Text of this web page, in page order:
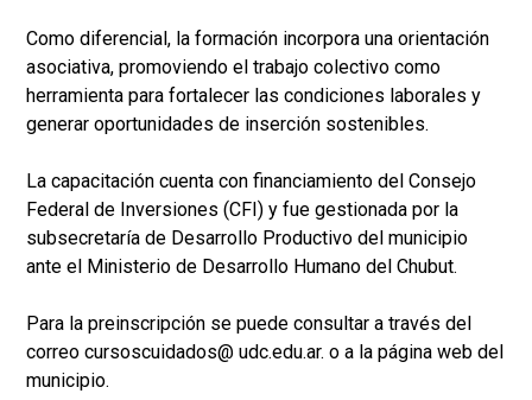
Como diferencial, la formación incorpora una orientación
asociativa, promoviendo el trabajo colectivo como
herramienta para fortalecer las condiciones laborales y
generar oportunidades de inserción sostenibles.
La capacitación cuenta con financiamiento del Consejo
Federal de Inversiones (CFI) y fue gestionada por la
subsecretaría de Desarrollo Productivo del municipio
ante el Ministerio de Desarrollo Humano del Chubut.
Para la preinscripción se puede consultar a través del
correo cursoscuidados@ udc.edu.ar. o a la página web del
municipio.